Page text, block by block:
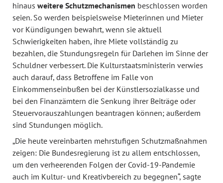
hinaus weitere Schutzmechanismen beschlossen worden
seien. So werden beispielsweise Mieterinnen und Mieter
vor Kündigungen bewahrt, wenn sie aktuell
Schwierigkeiten haben, ihre Miete vollständig zu
bezahlen, die Stundungsregeln für Darlehen im Sinne der
Schuldner verbessert. Die Kulturstaatsministerin verwies
auch darauf, dass Betroffene im Falle von
Einkommenseinbußen bei der Künstlersozialkasse und
bei den Finanzämtern die Senkung ihrer Beiträge oder
Steuervorauszahlungen beantragen können; außerdem
sind Stundungen möglich.
„Die heute vereinbarten mehrstufigen Schutzmaßnahmen
zeigen: Die Bundesregierung ist zu allem entschlossen,
um den verheerenden Folgen der Covid-19-Pandemie
auch im Kultur- und Kreativbereich zu begegnen“, sagte